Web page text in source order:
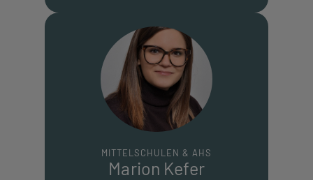
MITTELSCHULEN & AHS
Marion Kefer